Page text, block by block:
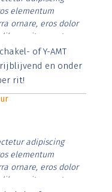
elementum
ornare, eros dolor
vitae erat.
id rutrum lorem
posuere.
of Y-AMT
en onder
rit!
adipiscing
elementum
ornare, eros dolor
vitae erat.